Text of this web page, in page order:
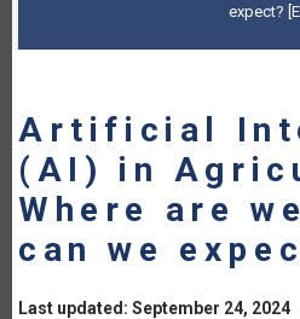
expect?
Artificial
(AI) in
Where are
can we
Last updated: September 24, 2024